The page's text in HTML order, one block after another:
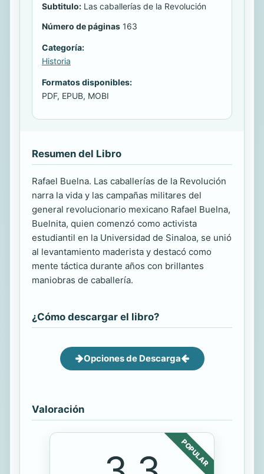
Subtitulo: Las caballerías de la Revolución
Número de páginas 163
Categoría:
Historia
Formatos disponibles:
PDF, EPUB, MOBI
Resumen del Libro
Rafael Buelna. Las caballerías de la Revolución
narra la vida y las campañas militares del
general revolucionario mexicano Rafael Buelna,
Buelnita, quien comenzó como activista
estudiantil en la Universidad de Sinaloa, se unió
al levantamiento maderista y destacó como
mente táctica durante años con brillantes
maniobras de caballería.
¿Cómo descargar el libro?
Opciones de Descarga
Valoración
POPULAR